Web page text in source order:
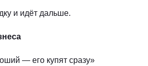
и идёт дальше.
— его купят сразу»